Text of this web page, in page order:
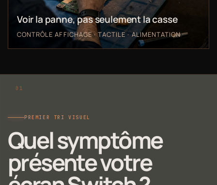
Voir la panne, pas seulement la casse
CONTRÔLE AFFICHAGE · TACTILE · ALIMENTATION
PREMIER TRI VISUEL
Quel symptôme
présente votre